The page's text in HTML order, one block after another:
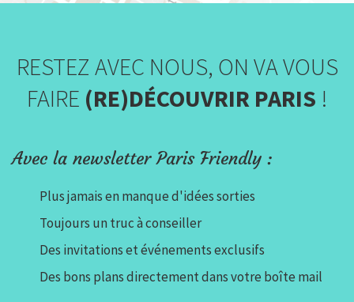
RESTEZ AVEC NOUS, ON VA VOUS
FAIRE (RE)DÉCOUVRIR PARIS !
Avec la newsletter Paris Friendly :
Plus jamais en manque d'idées sorties
Toujours un truc à conseiller
Des invitations et événements exclusifs
Des bons plans directement dans votre boîte mail